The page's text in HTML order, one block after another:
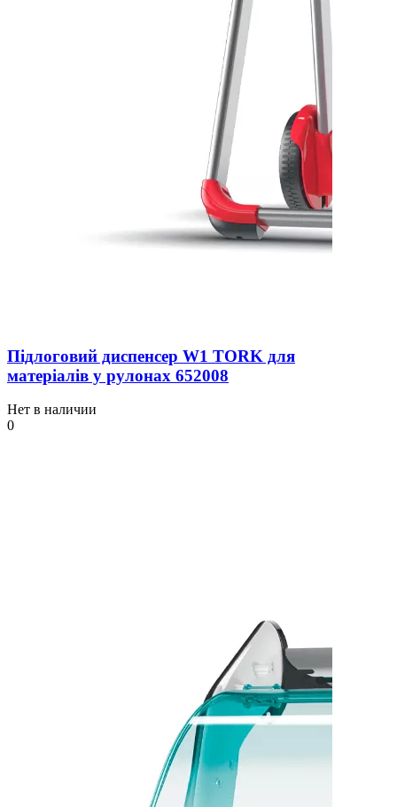
Підлоговий диспенсер W1 TORK для
матеріалів у рулонах 652008
Нет в наличии
0